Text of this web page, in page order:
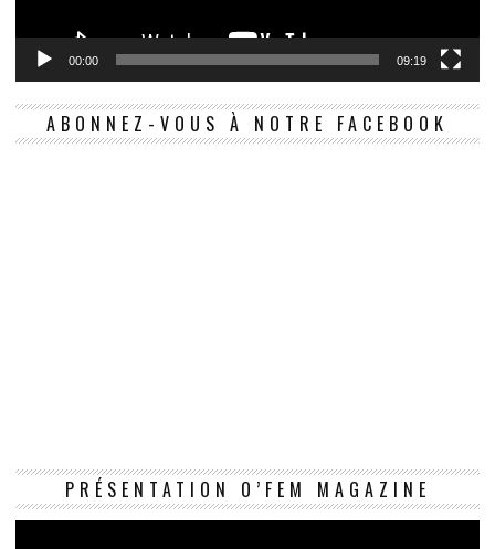
00:00 09:19
ABONNEZ-VOUS À NOTRE FACEBOOK
PRÉSENTATION O’FEM MAGAZINE